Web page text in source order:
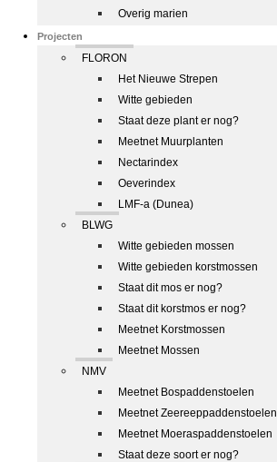
Overig marien
Projecten
FLORON
Het Nieuwe Strepen
Witte gebieden
Staat deze plant er nog?
Meetnet Muurplanten
Nectarindex
Oeverindex
LMF-a (Dunea)
BLWG
Witte gebieden mossen
Witte gebieden korstmossen
Staat dit mos er nog?
Staat dit korstmos er nog?
Meetnet Korstmossen
Meetnet Mossen
NMV
Meetnet Bospaddenstoelen
Meetnet Zeereeppaddenstoelen
Meetnet Moeraspaddenstoelen
Staat deze soort er nog?